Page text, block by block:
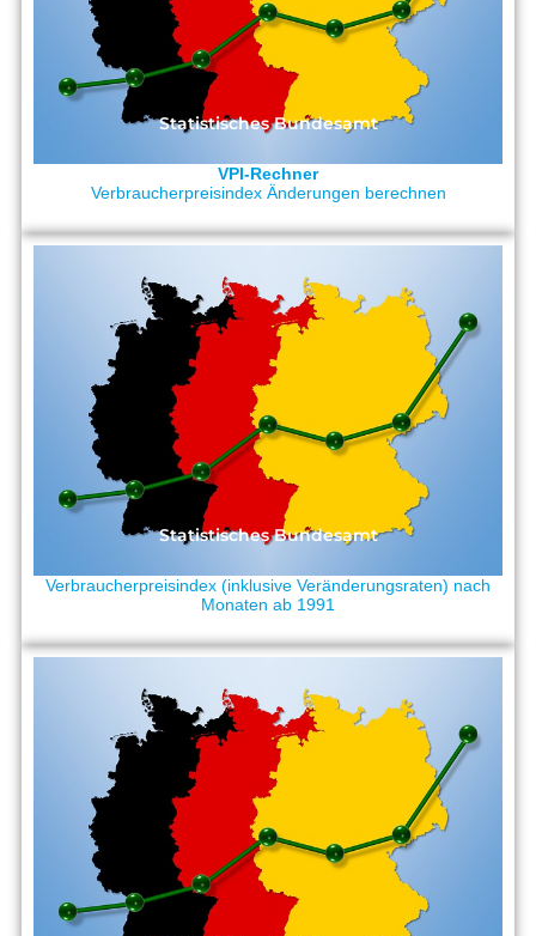
Statistisches Bundesamt
VPI-Rechner
Verbraucherpreisindex Änderungen berechnen
Statistisches Bundesamt
Verbraucherpreisindex (inklusive Veränderungsraten) nach
Monaten ab 1991